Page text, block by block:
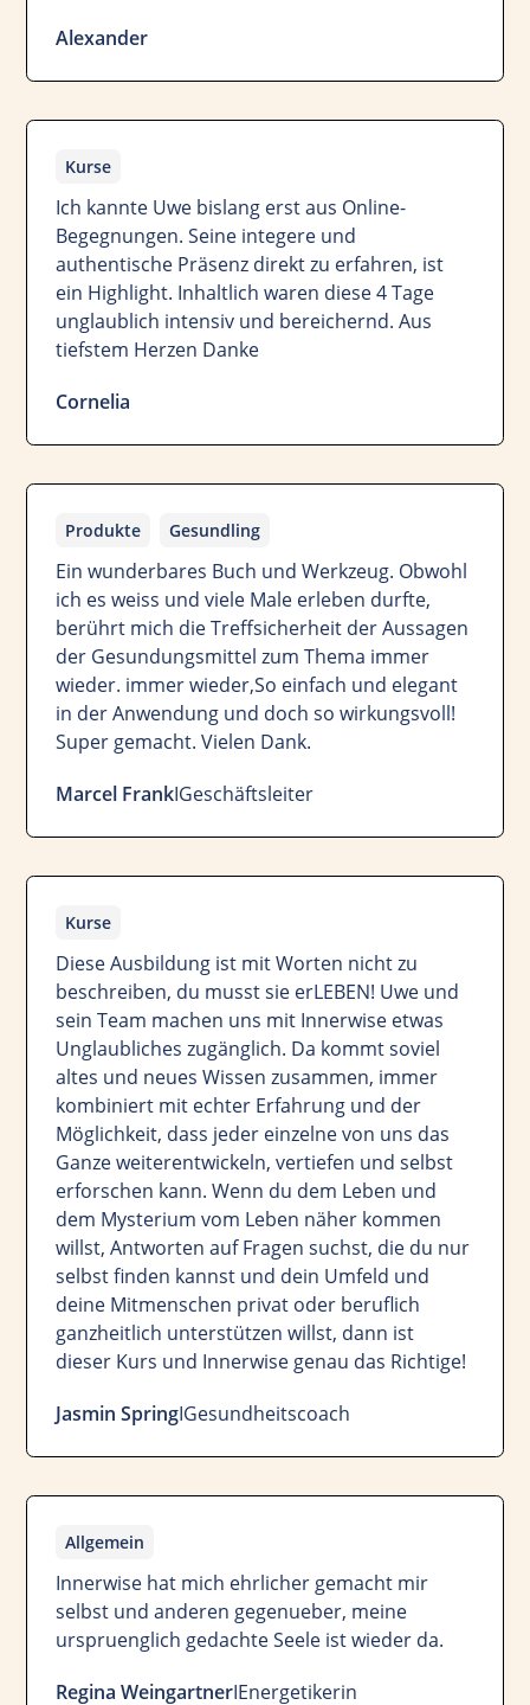
Alexander
Kurse
Ich kannte Uwe bislang erst aus Online-
Begegnungen. Seine integere und
authentische Präsenz direkt zu erfahren, ist
ein Highlight. Inhaltlich waren diese 4 Tage
unglaublich intensiv und bereichernd. Aus
tiefstem Herzen Danke
Cornelia
Produkte Gesundling
Ein wunderbares Buch und Werkzeug. Obwohl
ich es weiss und viele Male erleben durfte,
berührt mich die Treffsicherheit der Aussagen
der Gesundungsmittel zum Thema immer
wieder. immer wieder,So einfach und elegant
in der Anwendung und doch so wirkungsvoll!
Super gemacht. Vielen Dank.
Marcel FrankIGeschäftsleiter
Kurse
Diese Ausbildung ist mit Worten nicht zu
beschreiben, du musst sie erLEBEN! Uwe und
sein Team machen uns mit Innerwise etwas
Unglaubliches zugänglich. Da kommt soviel
altes und neues Wissen zusammen, immer
kombiniert mit echter Erfahrung und der
Möglichkeit, dass jeder einzelne von uns das
Ganze weiterentwickeln, vertiefen und selbst
erforschen kann. Wenn du dem Leben und
dem Mysterium vom Leben näher kommen
willst, Antworten auf Fragen suchst, die du nur
selbst finden kannst und dein Umfeld und
deine Mitmenschen privat oder beruflich
ganzheitlich unterstützen willst, dann ist
dieser Kurs und Innerwise genau das Richtige!
Jasmin SpringIGesundheitscoach
Allgemein
Innerwise hat mich ehrlicher gemacht mir
selbst und anderen gegenueber, meine
urspruenglich gedachte Seele ist wieder da.
Regina WeingartnerIEnergetikerin